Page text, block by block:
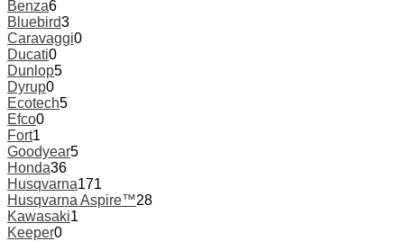
Benza6
Bluebird3
Caravaggi0
Ducati0
Dunlop5
Dyrup0
Ecotech5
Efco0
Fort1
Goodyear5
Honda36
Husqvarna171
Husqvarna Aspire™28
Kawasaki1
Keeper0